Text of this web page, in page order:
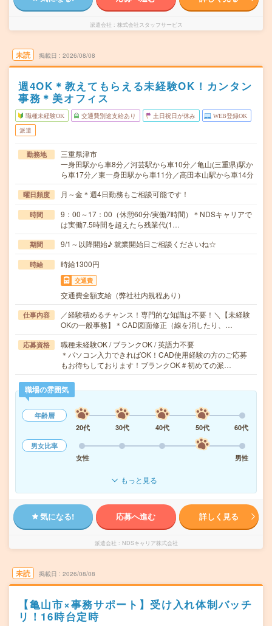
派遣会社 株式会社スタッフサービス
未読 掲載日 2026/08/08
週4OK＊教えてもらえる未経験OK！カンタン
事務＊美オフィス
職種未経験OK 交通費別途支給あり 土日祝日が休み WEB登録OK
派遣
勤務地
三重県津市
一身田駅から車8分／河芸駅から車10分／亀山(三重県)駅か
ら車17分／東一身田駅から車11分／高田本山駅から車14分
曜日頻度 月～金＊週4日勤務もご相談可能です！
時間
9：00～17：00（休憩60分/実働7時間）＊NDSキャリアで
は実働7.5時間を超えたら残業代(1…
期間 9/1～以降開始♪ 就業開始日ご相談くださいね☆
時給 時給1300円
交通費
交通費全額支給（弊社社内規程あり）
仕事内容
／経験積めるチャンス！専門的な知識は不要！＼【未経験
OKの一般事務】＊CAD図面修正（線を消したり、…
応募資格
職種未経験OK / ブランクOK / 英語力不要
＊パソコン入力できればOK！CAD使用経験の方のご応募
もお待ちしております！ブランクOK＃初めての派…
職場の雰囲気
年齢層
20代
30代 40代 50代
60代
男女比率
女性
男性
もっと見る
気になる! 応募へ進む 詳しく見る
派遣会社 NDSキャリア株式会社
未読 掲載日 2026/08/08
【亀山市×事務サポート】受け入れ体制バッチ
リ！16時台定時